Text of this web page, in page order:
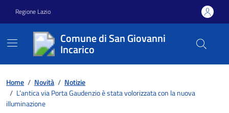
Regione Lazio
Comune di San Giovanni
Incarico
Contenuti in evidenza
Home / Novità / Notizie
/ L’antica via Porta Gaudenzio è stata volorizzata con la nuova
illuminazione